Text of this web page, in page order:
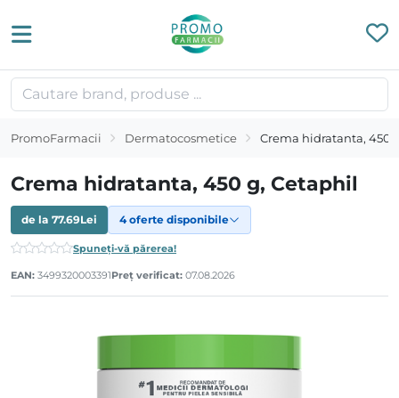
PromoFarmacii Dermatocosmetice Crema hidratanta, 450
Crema hidratanta, 450 g, Cetaphil
de la 77.69Lei 4 oferte disponibile
Spuneți-vă părerea!
EAN: 3499320003391Preț verificat: 07.08.2026